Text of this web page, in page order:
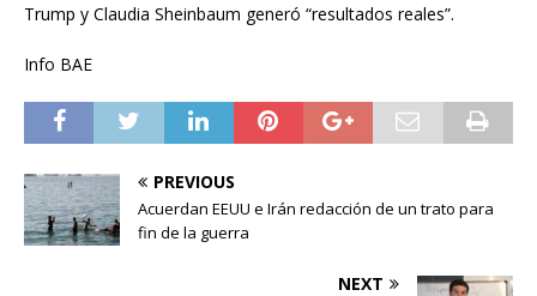
Trump y Claudia Sheinbaum generó “resultados reales”.
Info BAE
PREVIOUS
Acuerdan EEUU e Irán redacción de un trato para
fin de la guerra
NEXT